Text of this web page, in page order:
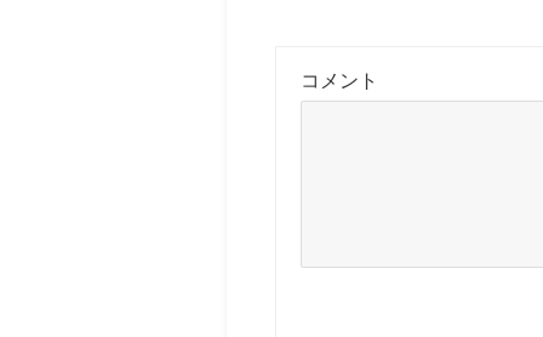
コメント